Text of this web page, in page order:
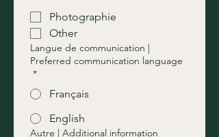
Photographie
Other
Langue de communication |
Preferred communication language
*
Français
English
Autre | Additional information